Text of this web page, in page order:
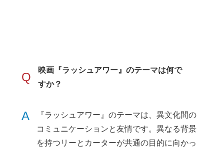
Q
映画『ラッシュアワー』のテーマは何で
すか？
A
『ラッシュアワー』のテーマは、異文化間の
コミュニケーションと友情です。異なる背景
を持つリーとカーターが共通の目的に向かっ